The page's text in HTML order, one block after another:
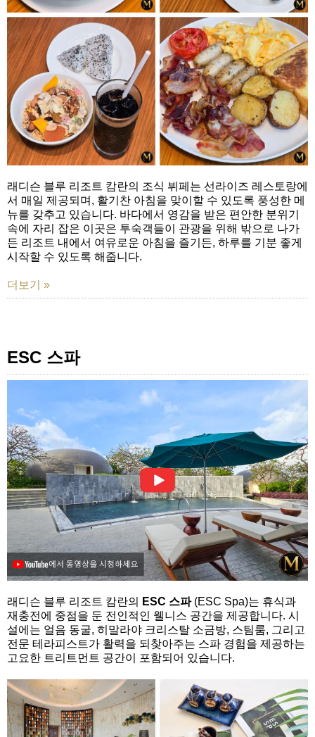
래디슨 블루 리조트 캄란의 조식 뷔페는 선라이즈 레스토랑에
서 매일 제공되며, 활기찬 아침을 맞이할 수 있도록 풍성한 메
뉴를 갖추고 있습니다. 바다에서 영감을 받은 편안한 분위기
속에 자리 잡은 이곳은 투숙객들이 관광을 위해 밖으로 나가
든 리조트 내에서 여유로운 아침을 즐기든, 하루를 기분 좋게
시작할 수 있도록 해줍니다.
더보기 »
ESC 스파
래디슨 블루 리조트 캄란의 ESC 스파(ESC Spa)는 휴식과
재충전에 중점을 둔 전인적인 웰니스 공간을 제공합니다. 시
설에는 얼음 동굴, 히말라야 크리스탈 소금방, 스팀룸, 그리고
전문 테라피스트가 활력을 되찾아주는 스파 경험을 제공하는
고요한 트리트먼트 공간이 포함되어 있습니다.